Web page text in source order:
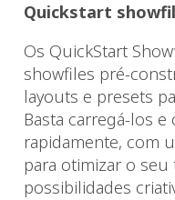
Quickstart
Os QuickStart
showfiles pré-
layouts e presets
Basta carregá-los
rapidamente, com
para otimizar o
possibilidades